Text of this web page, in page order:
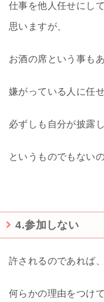
仕事を他人任せにし
思いますが、
お酒の席という事も
嫌がっている人に任
必ずしも自分が披露
というものでもない
4.参加しない
許されるのであれば、
何らかの理由をつけ